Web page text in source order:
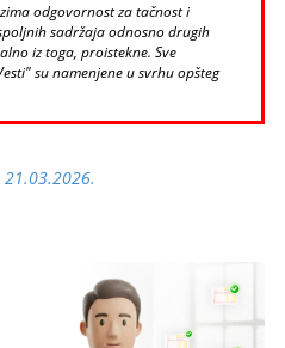
odgovornost za tačnost i
sadržaja odnosno drugih
iz toga, proistekne. Sve
su namenjene u svrhu opšteg
21.03.2026.